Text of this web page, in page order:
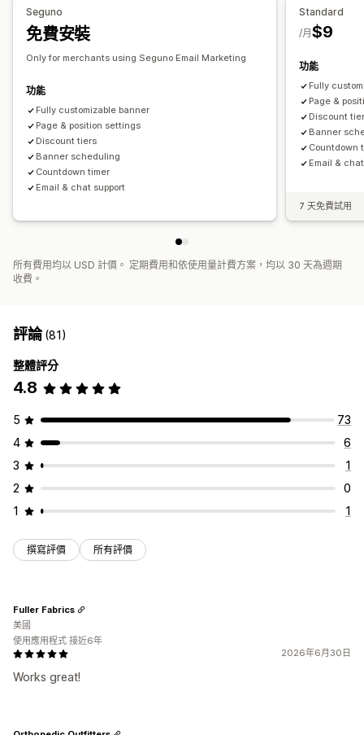
行動裝置回應式設計
Seguno
免費安裝
Only for merchants using Seguno Email Marketing
功能
Fully customizable banner
Page & position settings
Discount tiers
Banner scheduling
Countdown timer
Email & chat support
Standard
$9
/月
功能
Fully
Page &
Discount
Banner
Countdown
Email &
7 天免費試用
所有費用均以 USD 計價。 定期費用和依使用量計費方案，均以 30 天為週期
收費。
評論(81)
整體評分
4.8
5
73
4
6
3
1
2
0
1
1
撰寫評價 所有評價
2026年6月30日
Works great!
Fuller Fabrics
美國
使用應用程式 接近6年